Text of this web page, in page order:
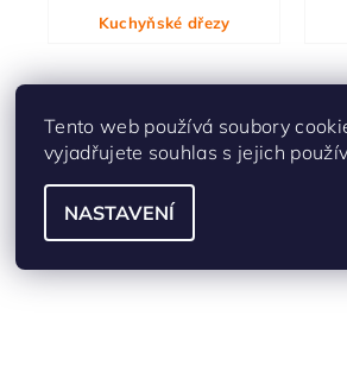
Kuchyňské dřezy
Tento web používá soubory
vyjadřujete souhlas s jejich
NASTAVENÍ